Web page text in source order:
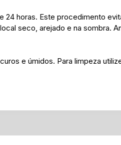
horas. Este procedimento
seco, arejado e na sombra.
e úmidos. Para limpeza